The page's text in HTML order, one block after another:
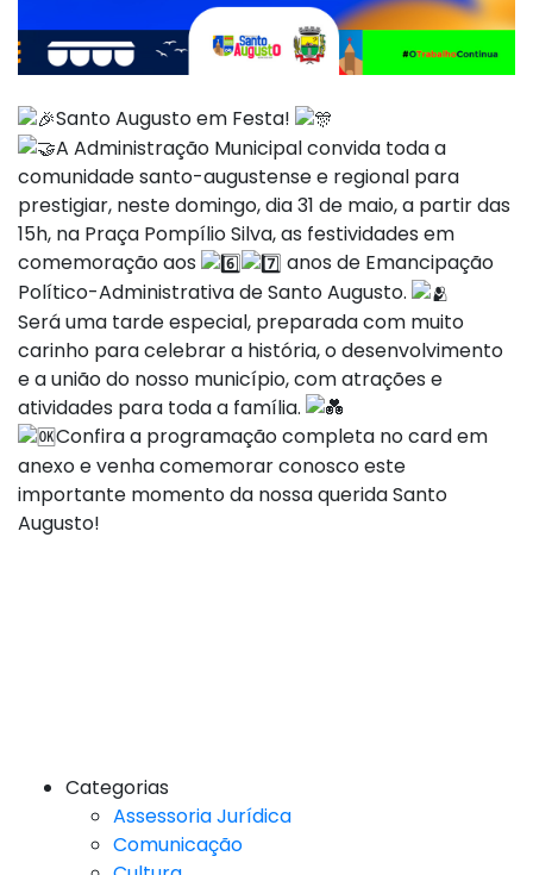
Santo Augusto em Festa!
A Administração Municipal convida toda a
comunidade santo-augustense e regional para
prestigiar, neste domingo, dia 31 de maio, a partir das
15h, na Praça Pompílio Silva, as festividades em
comemoração aos
anos de Emancipação
Político-Administrativa de Santo Augusto.
Será uma tarde especial, preparada com muito
carinho para celebrar a história, o desenvolvimento
e a união do nosso município, com atrações e
atividades para toda a família.
Confira a programação completa no card em
anexo e venha comemorar conosco este
importante momento da nossa querida Santo
Augusto!
Categorias
Assessoria Jurídica
Comunicação